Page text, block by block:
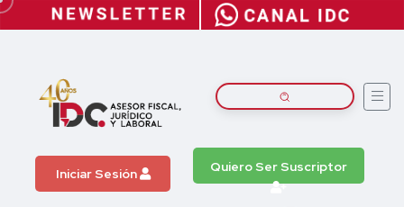
Iniciar Sesión Quiero Ser Suscriptor